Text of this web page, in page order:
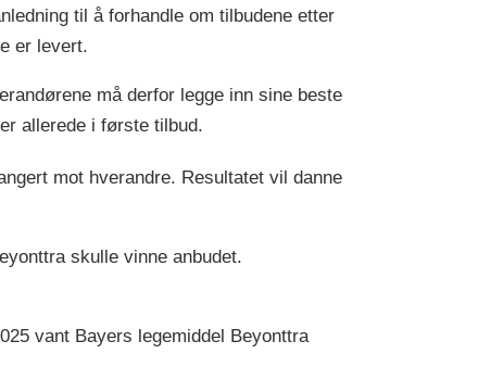
til å forhandle om tilbudene etter
er levert.
må derfor legge inn sine beste
allerede i første tilbud.
mot hverandre. Resultatet vil danne
skulle vinne anbudet.
vant Bayers legemiddel Beyonttra